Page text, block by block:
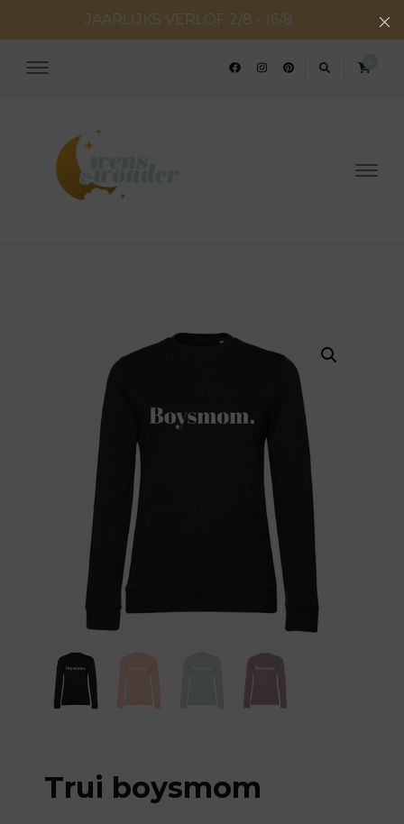
JAARLIJKS VERLOF 2/8 - 16/8
Geboorte- & huwelijksconcepten
Trui boysmom